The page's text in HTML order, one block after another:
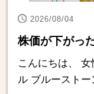
2026/08/04
株価が下がっ
こんにちは、
ル ブルースト